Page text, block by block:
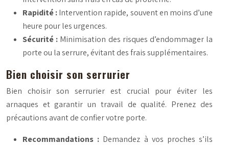
Rapidité :Intervention rapide, souvent en moins d’une
heure pour les urgences.
Sécurité : Minimisation des risques d’endommager la
porte ou la serrure, évitant des frais supplémentaires.
Bien choisir son serrurier
Bien choisir son serrurier est crucial pour éviter les
arnaques et garantir un travail de qualité. Prenez des
précautions avant de confier votre porte.
Recommandations : Demandez à vos proches s’ils